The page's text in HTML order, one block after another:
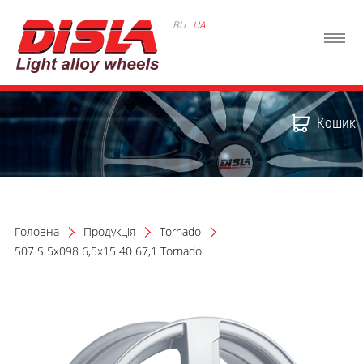
RU UA
Кошик
Головна Продукція
Tornado
507 S 5x098 6,5x15 40 67,1 Tornado